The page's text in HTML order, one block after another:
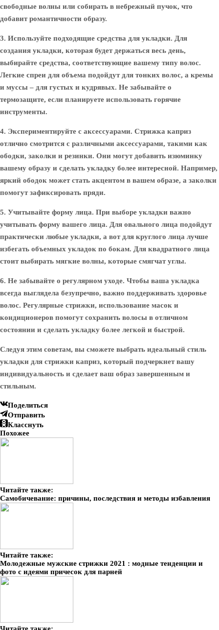
свободные волны или собирать в небрежный пучок, что
добавит романтичности образу.
3. Используйте подходящие средства для укладки. Для
создания укладки, которая будет держаться весь день,
выбирайте средства, соответствующие вашему типу волос.
Легкие спреи для объема подойдут для тонких волос, а кремы
и муссы – для густых и кудрявых. Не забывайте о
термозащите, если планируете использовать горячие
инструменты.
4. Экспериментируйте с аксессуарами. Стрижка каприз
отлично смотрится с различными аксессуарами, такими как
ободки, заколки и резинки. Они могут добавить изюминку
вашему образу и сделать укладку более интересной. Например,
яркий ободок может стать акцентом в вашем образе, а заколки
помогут зафиксировать пряди.
5. Учитывайте форму лица. При выборе укладки важно
учитывать форму вашего лица. Для овального лица подойдут
практически любые укладки, а вот для круглого лица лучше
избегать объемных укладок по бокам. Для квадратного лица
стоит выбирать мягкие волны, которые смягчат углы.
6. Не забывайте о регулярном уходе. Чтобы ваша укладка
всегда выглядела безупречно, важно поддерживать здоровье
волос. Регулярные стрижки, использование масок и
кондиционеров помогут сохранить волосы в отличном
состоянии и сделать укладку более легкой и быстрой.
Следуя этим советам, вы сможете выбрать идеальный стиль
укладки для стрижки каприз, который подчеркнет вашу
индивидуальность и сделает ваш образ завершенным и
стильным.
Поделиться
Отправить
Класснуть
Похожее
Читайте также:
Самобичевание: причины, последствия и методы избавления
Читайте также:
Молодежные мужские стрижки 2021 : модные тенденции и
фото с идеями причесок для парней